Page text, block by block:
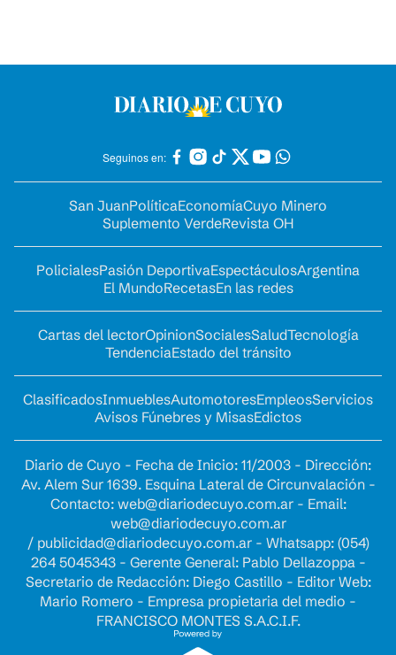
Seguinos en:
San JuanPolíticaEconomíaCuyo Minero
Suplemento VerdeRevista OH
PolicialesPasión DeportivaEspectáculosArgentina
El MundoRecetasEn las redes
Cartas del lectorOpinionSocialesSaludTecnología
TendenciaEstado del tránsito
ClasificadosInmueblesAutomotoresEmpleosServicios
Avisos Fúnebres y MisasEdictos
Diario de Cuyo - Fecha de Inicio: 11/2003 - Dirección:
Av. Alem Sur 1639. Esquina Lateral de Circunvalación -
Contacto: web@diariodecuyo.com.ar- Email:
web@diariodecuyo.com.ar
/ publicidad@diariodecuyo.com.ar- Whatsapp: (054)
264 5045343 - Gerente General: Pablo Dellazoppa -
Secretario de Redacción: Diego Castillo - Editor Web:
Mario Romero - Empresa propietaria del medio -
FRANCISCO MONTES S.A.C.I.F.